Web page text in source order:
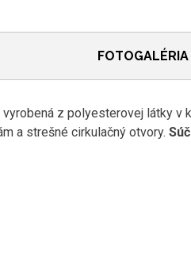
FOTOGALÉRIA
vyrobená z polyesterovej látky v
a strešné cirkulačný otvory.